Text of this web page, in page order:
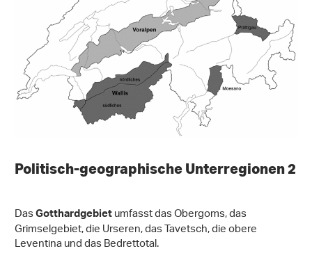
Politisch-geographische Unterregionen 2
DasGotthardgebietumfasst das Obergoms, das
Grimselgebiet, die Urseren, das Tavetsch, die obere
Leventina und das Bedrettotal.